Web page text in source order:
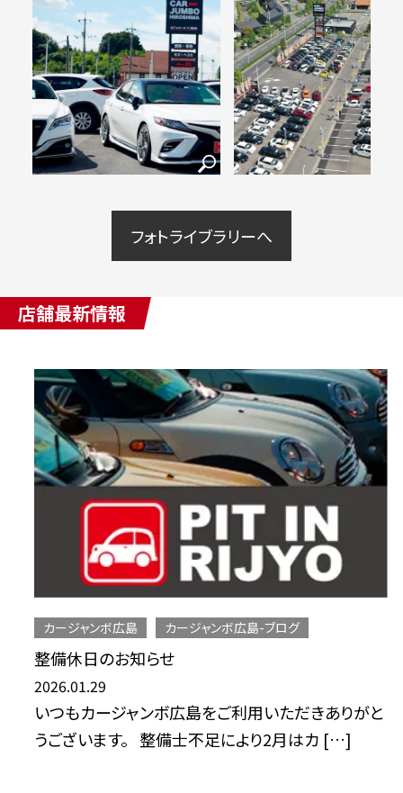
フォトライブラリーへ
店舗最新情報
カージャンボ広島 カージャンボ広島-ブログ
整備休日のお知らせ
2026.01.29
いつもカージャンボ広島をご利用いただきありがと
うございます。 整備士不足により2月はカ […]